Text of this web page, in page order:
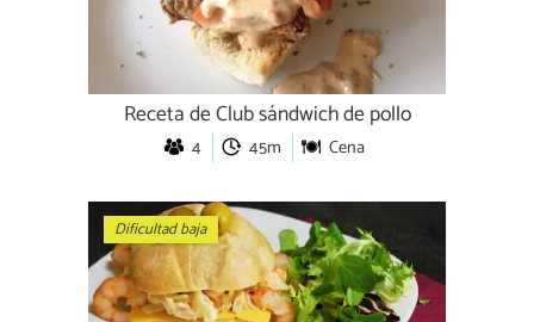
Receta de Club sándwich de pollo
4 45m Cena
Dificultad baja